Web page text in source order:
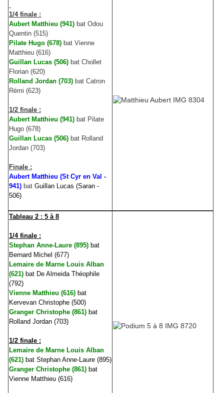
1/4 finale :
Aubert Matthieu (941) bat Odou
Quentin (515)
Pilate Hugo (678) bat Vienne
Matthieu (616)
Guillan Lucas (506) bat Chollet
Florian (620)
Rolland Jordan (703) bat Catron
Rémi (623)
1/2 finale :
Aubert Matthieu (941) bat Pilate
Hugo (678)
Guillan Lucas (506) bat Rolland
Jordan (703)
Finale :
Aubert Matthieu (St Cyr en Val -
941) bat Guillan Lucas (Saran -
506)
Tableau 2 : 5 à 8
1/4 finale :
Stephan Anne-Laure (895) bat
Bernard Michel (677)
Lemaire de Marne Louis Alban
(621) bat De Almeida Théophile
(792)
Vienne Matthieu (616) bat
Kervevan Christophe (500)
Granger Christophe (861) bat
Rolland Jordan (703)
1/2 finale :
Lemaire de Marne Louis Alban
(621) bat Stephan Anne-Laure (895)
Granger Christophe (861) bat
Vienne Matthieu (616)